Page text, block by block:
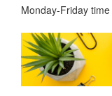
Monday-Friday